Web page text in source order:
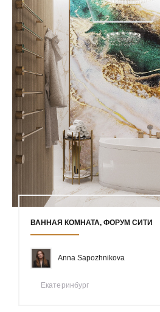
ВАННАЯ КОМНАТА, ФОРУМ СИТИ
Anna Sapozhnikova
Екатеринбург